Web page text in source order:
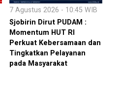
7 Agustus 2026 - 10:45 WIB
Sjobirin Dirut PUDAM :
Momentum HUT RI
Perkuat Kebersamaan dan
Tingkatkan Pelayanan
pada Masyarakat